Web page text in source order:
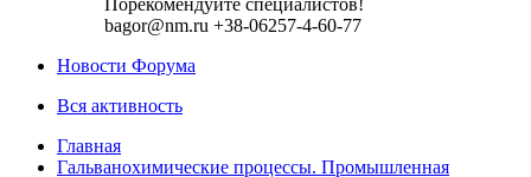
Порекомендуйте специалистов!
bagor@nm.ru +38-06257-4-60-77
Новости Форума
Вся активность
Главная
Гальванохимические процессы. Промышленная